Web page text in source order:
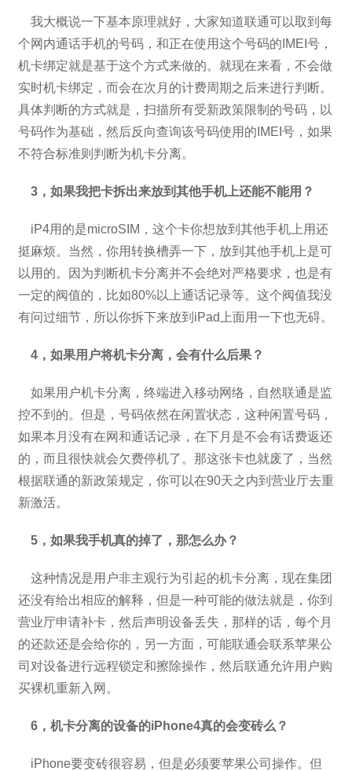
我大概说一下基本原理就好，大家知道联通可以取到每
个网内通话手机的号码，和正在使用这个号码的IMEI号，
机卡绑定就是基于这个方式来做的。就现在来看，不会做
实时机卡绑定，而会在次月的计费周期之后来进行判断。
具体判断的方式就是，扫描所有受新政策限制的号码，以
号码作为基础，然后反向查询该号码使用的IMEI号，如果
不符合标准则判断为机卡分离。
3，如果我把卡拆出来放到其他手机上还能不能用？
iP4用的是microSIM，这个卡你想放到其他手机上用还
挺麻烦。当然，你用转换槽弄一下，放到其他手机上是可
以用的。因为判断机卡分离并不会绝对严格要求，也是有
一定的阀值的，比如80%以上通话记录等。这个阀值我没
有问过细节，所以你拆下来放到iPad上面用一下也无碍。
4，如果用户将机卡分离，会有什么后果？
如果用户机卡分离，终端进入移动网络，自然联通是监
控不到的。但是，号码依然在闲置状态，这种闲置号码，
如果本月没有在网和通话记录，在下月是不会有话费返还
的，而且很快就会欠费停机了。那这张卡也就废了，当然
根据联通的新政策规定，你可以在90天之内到营业厅去重
新激活。
5，如果我手机真的掉了，那怎么办？
这种情况是用户非主观行为引起的机卡分离，现在集团
还没有给出相应的解释，但是一种可能的做法就是，你到
营业厅申请补卡，然后声明设备丢失，那样的话，每个月
的还款还是会给你的，另一方面，可能联通会联系苹果公
司对设备进行远程锁定和擦除操作，然后联通允许用户购
买裸机重新入网。
6，机卡分离的设备的iPhone4真的会变砖么？
iPhone要变砖很容易，但是必须要苹果公司操作。但